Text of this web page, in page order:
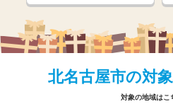
北名古屋市の対
対象の地域はこ